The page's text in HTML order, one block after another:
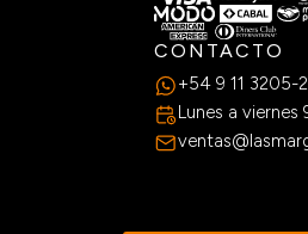
CONTACTO
+54 9 11 3205-
Lunes a